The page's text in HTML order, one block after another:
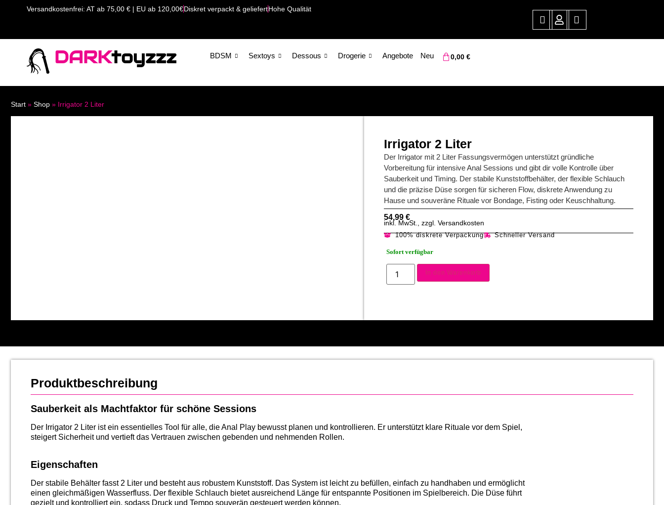
Versandkostenfrei: AT ab 75,00 € | EU ab 120,00€Diskret verpackt & geliefertHohe Qualität
DARKtoyzzz BDSM Sextoys Dessous Drogerie Angebote Neu 0,00 €
Start » Shop » Irrigator 2 Liter
Irrigator 2 Liter
Der Irrigator mit 2 Liter Fassungsvermögen unterstützt gründliche
Vorbereitung für intensive Anal Sessions und gibt dir volle Kontrolle über
Sauberkeit und Timing. Der stabile Kunststoffbehälter, der flexible Schlauch
und die präzise Düse sorgen für sicheren Flow, diskrete Anwendung zu
Hause und souveräne Rituale vor Bondage, Fisting oder Keuschhaltung.
54,99 €
inkl. MwSt., zzgl. Versandkosten
100% diskrete Verpackung Schneller Versand
Sofort verfügbar
In den Warenkorb
Produktbeschreibung
Sauberkeit als Machtfaktor für schöne Sessions
Der Irrigator 2 Liter ist ein essentielles Tool für alle, die Anal Play bewusst planen und kontrollieren. Er unterstützt klare Rituale vor dem Spiel,
steigert Sicherheit und vertieft das Vertrauen zwischen gebenden und nehmenden Rollen.
Eigenschaften
Der stabile Behälter fasst 2 Liter und besteht aus robustem Kunststoff. Das System ist leicht zu befüllen, einfach zu handhaben und ermöglicht
einen gleichmäßigen Wasserfluss. Der flexible Schlauch bietet ausreichend Länge für entspannte Positionen im Spielbereich. Die Düse führt
gezielt und kontrolliert ein, sodass Druck und Tempo souverän gesteuert werden können.